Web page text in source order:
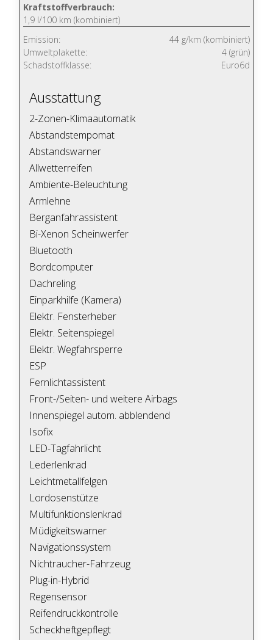
Kraftstoffverbrauch:
1,9 l/100 km (kombiniert)
Emission:
44 g/km (kombiniert)
Umweltplakette:
4 (grün)
Schadstoffklasse:
Euro6d
Ausstattung
2-Zonen-Klimaautomatik
Abstandstempomat
Abstandswarner
Allwetterreifen
Ambiente-Beleuchtung
Armlehne
Berganfahrassistent
Bi-Xenon Scheinwerfer
Bluetooth
Bordcomputer
Dachreling
Einparkhilfe (Kamera)
Elektr. Fensterheber
Elektr. Seitenspiegel
Elektr. Wegfahrsperre
ESP
Fernlichtassistent
Front-/Seiten- und weitere Airbags
Innenspiegel autom. abblendend
Isofix
LED-Tagfahrlicht
Lederlenkrad
Leichtmetallfelgen
Lordosenstütze
Multifunktionslenkrad
Müdigkeitswarner
Navigationssystem
Nichtraucher-Fahrzeug
Plug-in-Hybrid
Regensensor
Reifendruckkontrolle
Scheckheftgepflegt